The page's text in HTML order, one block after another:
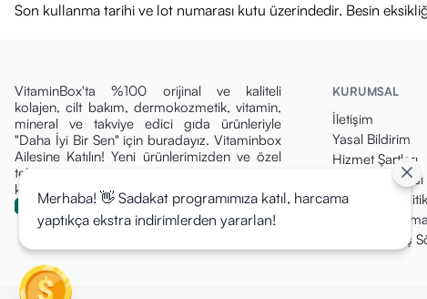
Son kullanma tarihi ve lot numarası kutu üzerindedir. Besin
VitaminBox'ta %100 orijinal ve kaliteli
kolajen, cilt bakım, dermokozmetik, vitamin,
mineral ve takviye edici gıda ürünleriyle
"Daha İyi Bir Sen" için buradayız. Vitaminbox
Ailesine Katılın! Yeni ürünlerimizden ve özel
tekliflerden ilk siz haberdar olun, fırsatları
kaçırmayın!
KURUMSAL
İletişim
Yasal Bildirim
Hizmet Şartları
Gizlilik Politikası
Para İade
Kargo &
Mesafeli Satış
Merhaba! 👋 Sadakat programımıza katıl, harcama
yaptıkça ekstra indirimlerden yararlan!